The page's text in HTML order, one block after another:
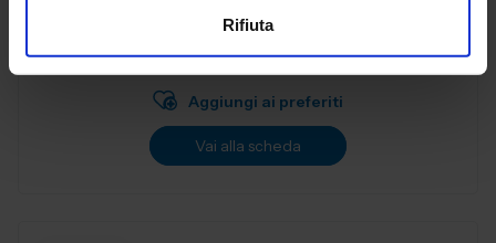
Rifiuta
Padiglione:Pad. 16Stand:A20
Aggiungi ai preferiti
Vai alla scheda